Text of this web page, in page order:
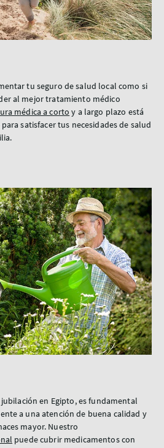
tu seguro de salud local como si
al mejor tratamiento médico
médica a corto y a largo plazo está
satisfacer tus necesidades de salud
en Egipto, es fundamental
a una atención de buena calidad y
mayor. Nuestro
puede cubrir medicamentos con